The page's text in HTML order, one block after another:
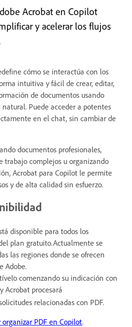
Acrobat en Copilot
y acelerar los flujos
cómo se interactúa con los
intuitiva y fácil de crear, editar,
de documentos usando
Puede acceder a potentes
en el chat, sin cambiar de
documentos profesionales,
trabajo complejos u organizando
Acrobat para Copilot le permite
y de alta calidad sin esfuerzo.
disponible para todos los
plan gratuito.Actualmente se
las regiones donde se ofrecen
Adobe.
comenzando su indicación con
Acrobat procesará
relacionadas con PDF.
PDF en Copilot.